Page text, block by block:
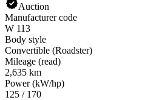
Auction
Manufacturer code
W 113
Body style
Convertible (Roadster)
Mileage (read)
2,635 km
Power (kW/hp)
125 / 170